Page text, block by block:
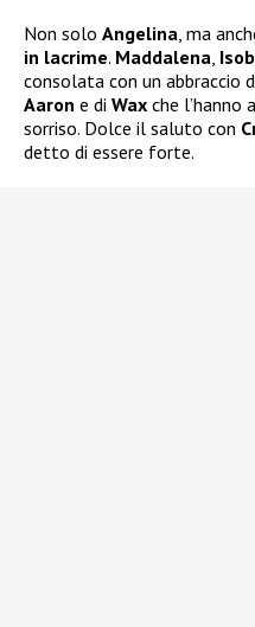
Non solo Angelina, ma
in lacrime. Maddalena,
consolata con un abbraccio
Aaron e di Wax che l’hanno
sorriso. Dolce il saluto con
detto di essere forte.